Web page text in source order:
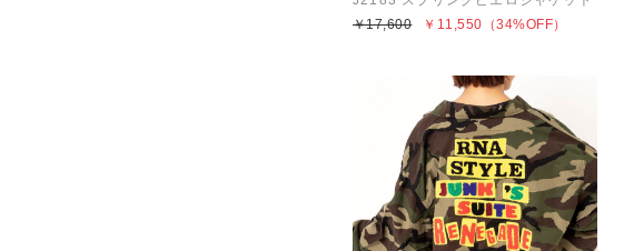
￥11,550
￥17,600 （34%OFF）